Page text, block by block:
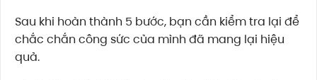
Sau khi hoàn thành 5 bước, bạn cần kiểm tra lại để
chắc chắn công sức của mình đã mang lại hiệu
quả.